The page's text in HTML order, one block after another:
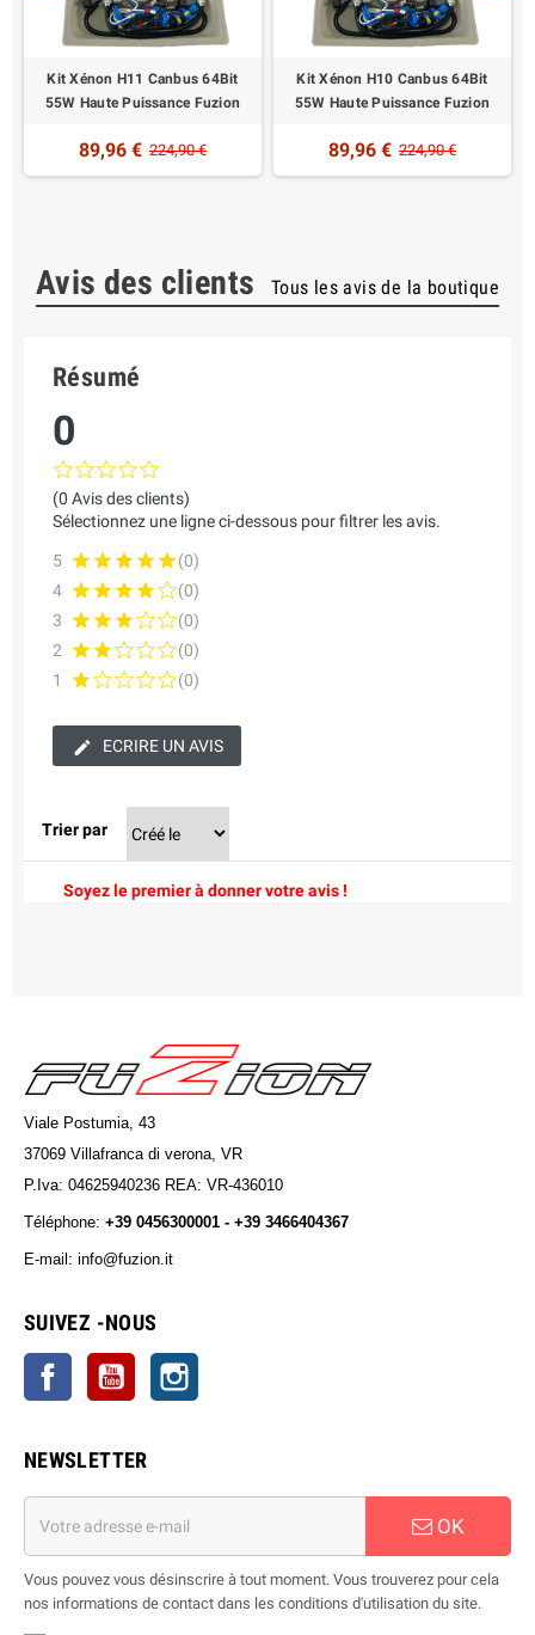
Kit Xénon H11 Canbus 64Bit
55W Haute Puissance Fuzion
89,96 € 224,90 €
Kit Xénon H10 Canbus 64Bit
55W Haute Puissance Fuzion
89,96 € 224,90 €
Avis des clients Tous les avis de la boutique
Résumé
0
(0 Avis des clients)
Sélectionnez une ligne ci-dessous pour filtrer les avis.
5
(0)
4
(0)
3
(0)
2
(0)
1
(0)
ECRIRE UN AVIS
Trier par
Soyez le premier à donner votre avis !
Viale Postumia, 43
37069 Villafranca di verona, VR
P.Iva: 04625940236 REA: VR-436010
Téléphone: +39 0456300001 - +39 3466404367
E-mail: info@fuzion.it
SUIVEZ -NOUS
Facebook YouTube
NEWSLETTER
OK
Vous pouvez vous désinscrire à tout moment. Vous trouverez pour cela
nos informations de contact dans les conditions d'utilisation du site.